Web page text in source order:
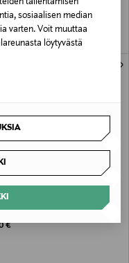
tallentamisen
sosiaalisen median
varten. Voit muuttaa
löytyvästä
Booties -ensijalkineet
Price
€